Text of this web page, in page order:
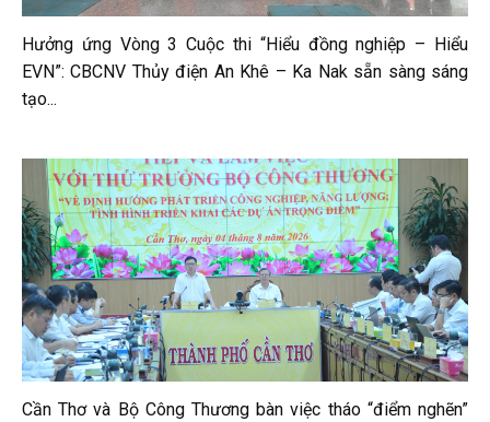
Hưởng ứng Vòng 3 Cuộc thi “Hiểu đồng nghiệp – Hiểu
EVN”: CBCNV Thủy điện An Khê – Ka Nak sẵn sàng sáng
tạo...
Cần Thơ và Bộ Công Thương bàn việc tháo “điểm nghẽn”